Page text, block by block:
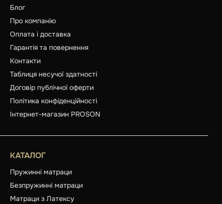
Блог
Про компанію
Оплата і доставка
Гарантія та повернення
Контакти
Таблиця несучої здатності
Договір публічної оферти
Політика конфіденційності
Інтернет-магазин PROSON
КАТАЛОГ
Пружинні матраци
Безпружинні матраци
Матраци з Латексу